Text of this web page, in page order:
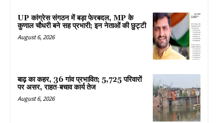
UP कांग्रेस संगठन में बड़ा फेरबदल, MP के
कुणाल चौधरी बने सह प्रभारी; इन नेताओं की छुट्टी
August 6, 2026
बाढ़ का कहर, 36 गांव प्रभावित; 5,725 परिवारों
पर असर, राहत-बचाव कार्य तेज
August 6, 2026